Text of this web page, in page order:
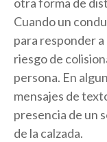
Cuando un
para responder
riesgo de
persona. En
mensajes de
presencia de un
de la calzada.